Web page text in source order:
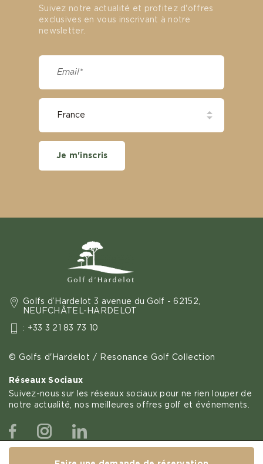
Golfs d’Hardelot 3 avenue du Golf - 62152,
NEUFCHÂTEL-HARDELOT
: +33 3 21 83 73 10
© Golfs d'Hardelot / Resonance Golf Collection
Réseaux Sociaux
Suivez-nous sur les réseaux sociaux pour ne rien louper de
notre actualité, nos meilleures offres golf et événements.
FacebookInstagram
Suivez notre actualité et profitez d'offres
exclusives en vous inscrivant à notre
newsletter.
Je m'inscris